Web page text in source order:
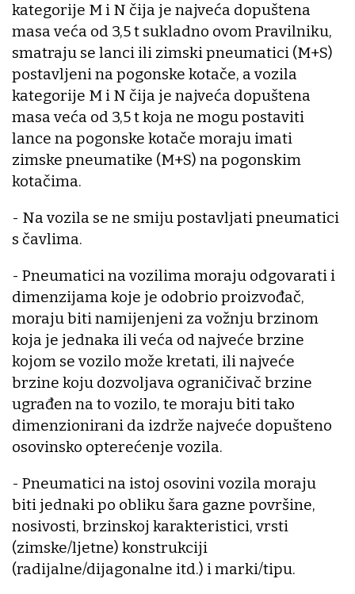
kategorije M i N čija je najveća dopuštena
masa veća od 3,5 t sukladno ovom Pravilniku,
smatraju se lanci ili zimski pneumatici (M+S)
postavljeni na pogonske kotače, a vozila
kategorije M i N čija je najveća dopuštena
masa veća od 3,5 t koja ne mogu postaviti
lance na pogonske kotače moraju imati
zimske pneumatike (M+S) na pogonskim
kotačima.
- Na vozila se ne smiju postavljati pneumatici
s čavlima.
- Pneumatici na vozilima moraju odgovarati i
dimenzijama koje je odobrio proizvođač,
moraju biti namijenjeni za vožnju brzinom
koja je jednaka ili veća od najveće brzine
kojom se vozilo može kretati, ili najveće
brzine koju dozvoljava ograničivač brzine
ugrađen na to vozilo, te moraju biti tako
dimenzionirani da izdrže najveće dopušteno
osovinsko opterećenje vozila.
- Pneumatici na istoj osovini vozila moraju
biti jednaki po obliku šara gazne površine,
nosivosti, brzinskoj karakteristici, vrsti
(zimske/ljetne) konstrukciji
(radijalne/dijagonalne itd.) i marki/tipu.